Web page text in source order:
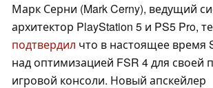
Марк Серни (Mark Cerny), ведущий
архитектор PlayStation 5 и PS5 Pro,
подтвердил что в настоящее время
над оптимизацией FSR 4 для своей
игровой консоли. Новый апскейлер